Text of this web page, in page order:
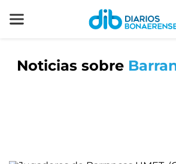
Noticias sobre